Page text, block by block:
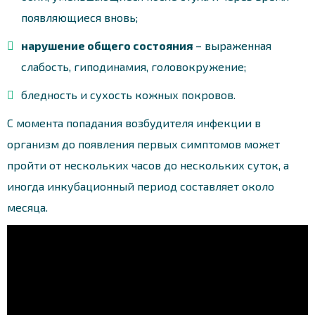
появляющиеся вновь;
нарушение общего состояния – выраженная
слабость, гиподинамия, головокружение;
бледность и сухость кожных покровов.
С момента попадания возбудителя инфекции в
организм до появления первых симптомов может
пройти от нескольких часов до нескольких суток, а
иногда инкубационный период составляет около
месяца.